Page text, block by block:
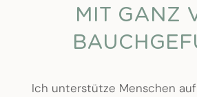
MIT GANZ
Ich unterstütze Menschen